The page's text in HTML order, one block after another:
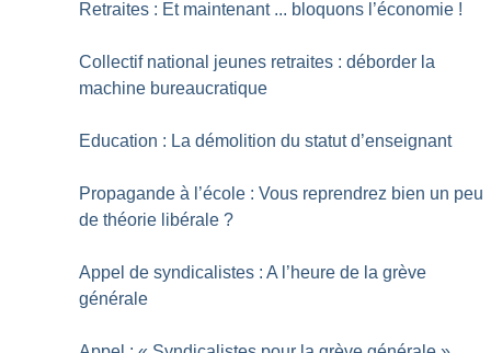
Retraites : Et maintenant ... bloquons l’économie !
Collectif national jeunes retraites : déborder la
machine bureaucratique
Education : La démolition du statut d’enseignant
Propagande à l’école : Vous reprendrez bien un peu
de théorie libérale ?
Appel de syndicalistes : A l’heure de la grève
générale